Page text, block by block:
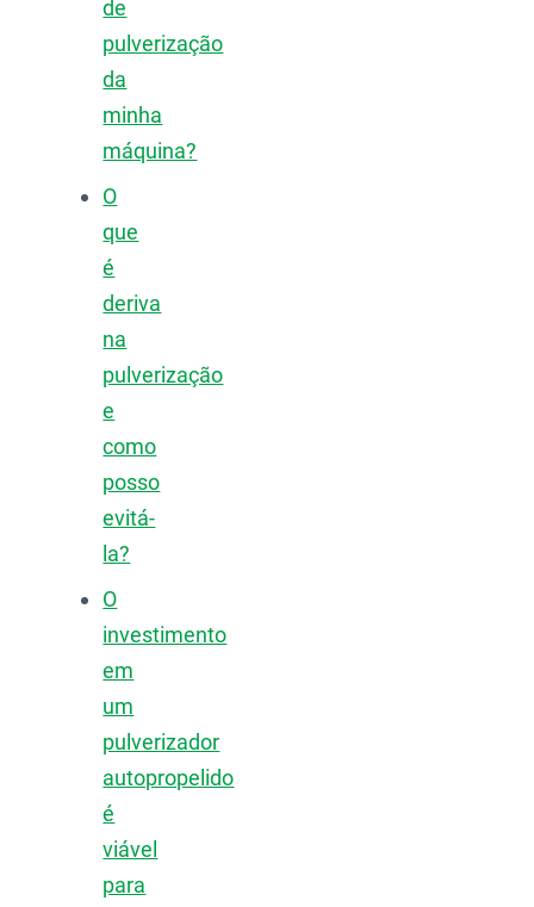
de
pulverização
da
minha
máquina?
O
que
é
deriva
na
pulverização
e
como
posso
evitá-
la?
O
investimento
em
um
pulverizador
autopropelido
é
viável
para